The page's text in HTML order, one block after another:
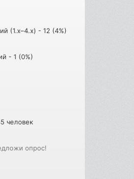
(1.x–4.x) - 12 (4%)
- 1 (0%)
человек
опрос!